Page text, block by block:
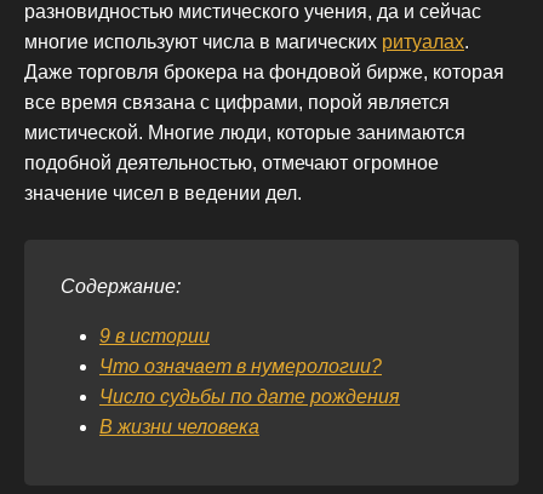
разновидностью мистического учения, да и сейчас
многие используют числа в магических ритуалах.
Даже торговля брокера на фондовой бирже, которая
все время связана с цифрами, порой является
мистической. Многие люди, которые занимаются
подобной деятельностью, отмечают огромное
значение чисел в ведении дел.
Содержание:
9 в истории
Что означает в нумерологии?
Число судьбы по дате рождения
В жизни человека